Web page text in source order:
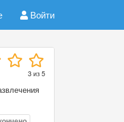
Войти
3из5